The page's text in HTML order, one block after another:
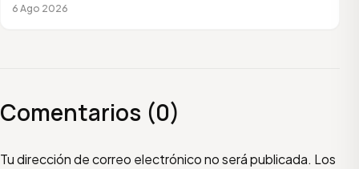
6 Ago 2026
Comentarios (0)
Tu dirección de correo electrónico no será publicada. Los
Escribí tu comentario
Nombre
Email